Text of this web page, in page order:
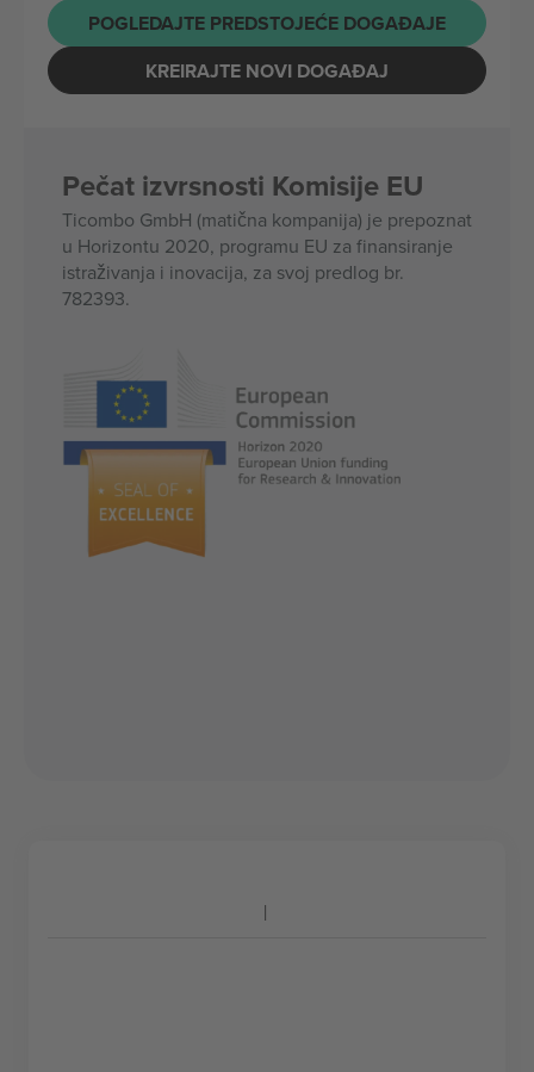
POGLEDAJTE PREDSTOJEĆE DOGAĐAJE
KREIRAJTE NOVI DOGAĐAJ
Pečat izvrsnosti Komisije EU
Ticombo GmbH (matična kompanija) je prepoznat
u Horizontu 2020, programu EU za finansiranje
istraživanja i inovacija, za svoj predlog br.
782393.